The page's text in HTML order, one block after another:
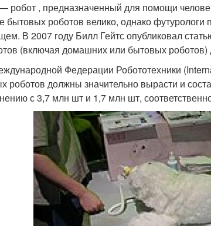
робот , предназначенный для помощи
бытовых роботов велико, однако
В 2007 году Билл Гейтс опубликовал
(включая домашних или бытовых роботов)
Федерации Робототехники
роботов должны значительно вырасти и
с 3,7 млн шт и 1,7 млн шт,